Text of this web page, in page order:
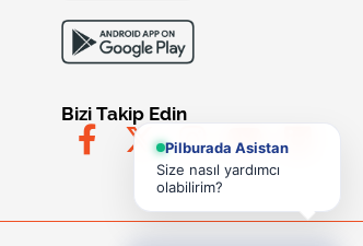
Bizi Takip Edin
Pilburada Asistan
Size nasıl yardımcı
olabilirim?